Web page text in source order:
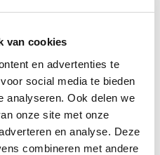
van cookies
en advertenties te
social media te bieden
analyseren. Ook delen we
onze site met onze
en analyse. Deze
combineren met andere
7 mm